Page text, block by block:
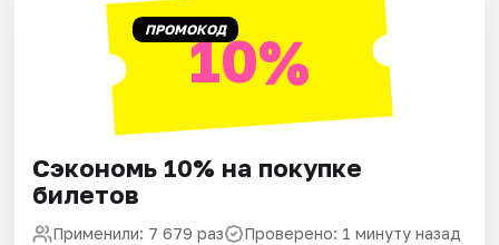
ПРОМОКОД10%
Сэкономь 10% на покупке
билетов
Применили: 7 679 раз Проверено: 1 минуту назад